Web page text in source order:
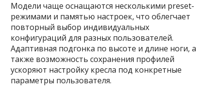
Модели чаще оснащаются несколькими preset-
режимами и памятью настроек, что облегчает
повторный выбор индивидуальных
конфигураций для разных пользователей.
Адаптивная подгонка по высоте и длине ноги, а
также возможность сохранения профилей
ускоряют настройку кресла под конкретные
параметры пользователя.